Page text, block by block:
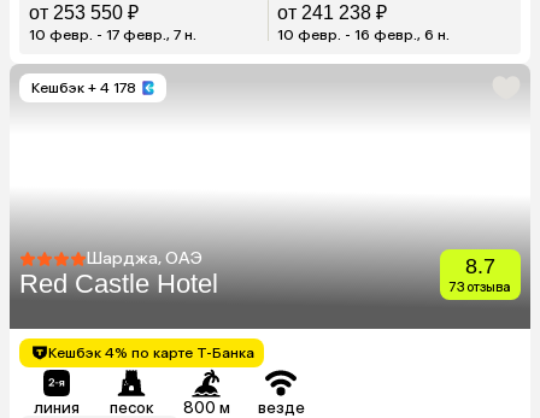
от 253 550 ₽
10 февр. - 17 февр., 7 н.
от 241 238 ₽
10 февр. - 16 февр., 6 н.
Кешбэк + 4 178
Шарджа, ОАЭ
Red Castle Hotel
8.7
73 отзыва
Кешбэк 4% по карте Т-Банка
линия песок 800 м везде